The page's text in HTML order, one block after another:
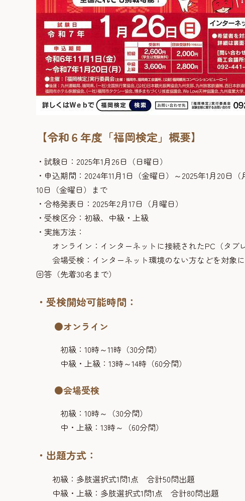
【令和６年度「福岡検定」概要】
・試験日：2025年1月26日（日曜日）
・申込期間：2024年11月1日（金曜日）～2025年1月20日
10日（金曜日）まで
・合格発表日：2025年2月17日（月曜日）
・受検区分：初級、中級・上級
・実施方法：
オンライン：インターネットに接続されたPC（タブ
会場受検：インターネット環境のない方などを対象に
回答（先着30名まで）
・受検開始可能時間：
●オンライン
初級：10時～11時（30分間）
中級・上級：13時～14時（60分間）
●会場受検
初級：10時～（30分間）
中・上級：13時～（60分間）
・出題方式：
初級：多肢選択式1問1点 合計50問出題
中級・上級：多肢選択式1問1点 合計80問出題